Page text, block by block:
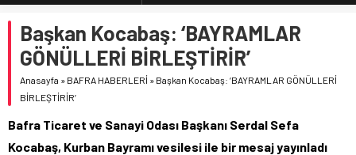
YÖNETİCİ SEÇERKEN YAPILAN EN BÜYÜK HATALAR
13.779,39
DOLAR
47,7111
EURO
Başkan Kocabaş: ‘BAYRAMLAR
GÖNÜLLERİ BİRLEŞTİRİR’
Anasayfa » BAFRA HABERLERİ » Başkan Kocabaş: ‘BAYRAMLAR GÖNÜLLERİ
BİRLEŞTİRİR’
Bafra Ticaret ve Sanayi Odası Başkanı Serdal Sefa
Kocabaş, Kurban Bayramı vesilesi ile bir mesaj yayınladı